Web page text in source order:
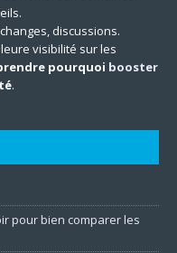
discussions.
visibilité sur les
pourquoi booster
.
pour bien comparer les